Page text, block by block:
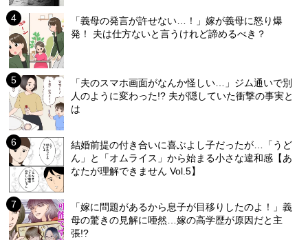
「義母の発言が許せない…！」嫁が義母に怒り爆
発！ 夫は仕方ないと言うけれど諦めるべき？
「夫のスマホ画面がなんか怪しい…」ジム通いで別
人のように変わった!? 夫が隠していた衝撃の事実と
は
結婚前提の付き合いに喜ぶよし子だったが…「うど
ん」と「オムライス」から始まる小さな違和感【あ
なたが理解できません Vol.5】
「嫁に問題があるから息子が目移りしたのよ！」義
母の驚きの見解に唖然…嫁の高学歴が原因だと主
張!?